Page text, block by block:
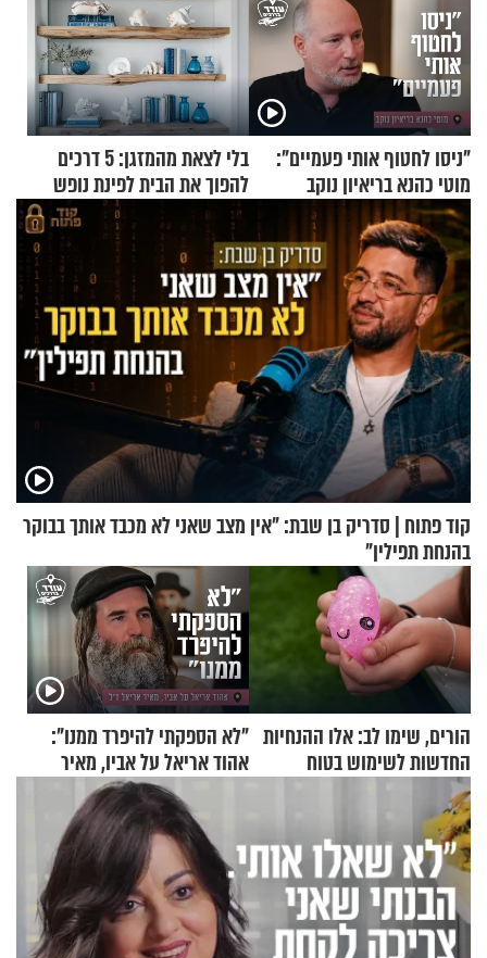
"ניסו לחטוף אותי פעמיים":
מוטי כהנא בריאיון נוקב
בלי לצאת מהמזגן: 5 דרכים
להפוך את הבית לפינת נופש
מעוצבת
קוד פתוח | סדריק בן שבת: "אין מצב שאני לא מכבד אותך בבוקר
בהנחת תפילין"
הורים, שימו לב: אלו ההנחיות
החדשות לשימוש בטוח
בסקווישי לאחר מקרי אשפוז
"לא הספקתי להיפרד ממנו":
אהוד אריאל על אביו, מאיר
אריאל ז"ל